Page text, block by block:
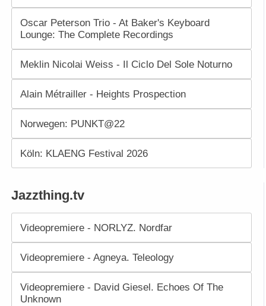
Oscar Peterson Trio - At Baker's Keyboard
Lounge: The Complete Recordings
Meklin Nicolai Weiss - Il Ciclo Del Sole Noturno
Alain Métrailler - Heights Prospection
Norwegen: PUNKT@22
Köln: KLAENG Festival 2026
Jazzthing.tv
Videopremiere - NORLYZ. Nordfar
Videopremiere - Agneya. Teleology
Videopremiere - David Giesel. Echoes Of The
Unknown